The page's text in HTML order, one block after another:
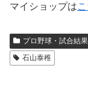
マイショップは
プロ野球・試合結果
石山泰稚